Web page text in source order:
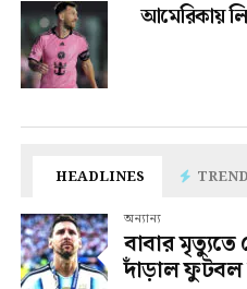
আমেরিকায়
HEADLINES
অন্যান্য
বাবার
দাঁড়াল ফুটবল